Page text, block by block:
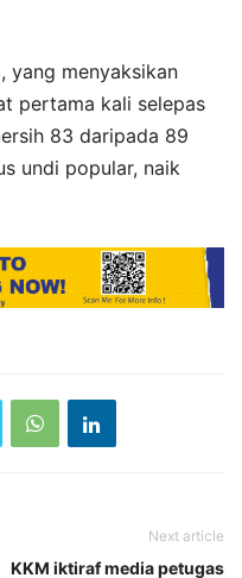
yang menyaksikan
pertama kali selepas
83 daripada 89
undi popular, naik
Next article
KKM iktiraf media petugas